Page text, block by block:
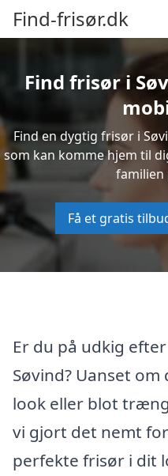
Find-frisør.dk
Find frisør i
Find en dygtig frisør i
som kan komme hjem til
familien
Få et gratis
Er du på udkig
Søvind? Uanset
look eller blot
vi gjort det nemt
perfekte frisør i dit